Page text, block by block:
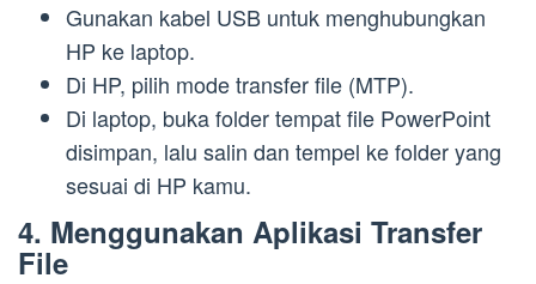
Gunakan kabel USB untuk menghubungkan
HP ke laptop.
Di HP, pilih mode transfer file (MTP).
Di laptop, buka folder tempat file PowerPoint
disimpan, lalu salin dan tempel ke folder yang
sesuai di HP kamu.
4. Menggunakan Aplikasi Transfer
File